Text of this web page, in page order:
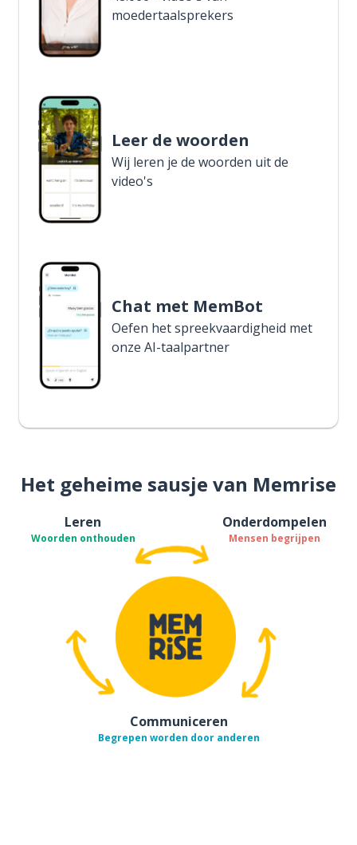
moedertaalsprekers
Leer de woorden
Wij leren je de woorden uit de
video's
Chat met MemBot
Oefen het spreekvaardigheid met
onze AI-taalpartner
Het geheime sausje van Memrise
Leren
Woorden onthouden
Onderdompelen
Mensen begrijpen
Communiceren
Begrepen worden door anderen